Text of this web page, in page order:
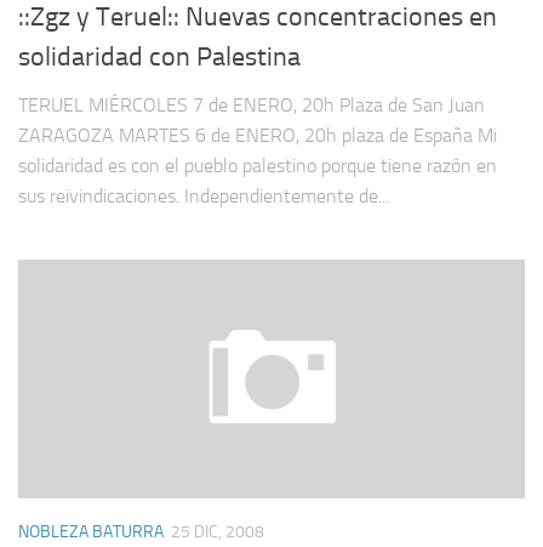
::Zgz y Teruel:: Nuevas concentraciones en
solidaridad con Palestina
TERUEL MIÉRCOLES 7 de ENERO, 20h Plaza de San Juan
ZARAGOZA MARTES 6 de ENERO, 20h plaza de España Mi
solidaridad es con el pueblo palestino porque tiene razón en
sus reivindicaciones. Independientemente de...
NOBLEZA BATURRA 25 DIC, 2008